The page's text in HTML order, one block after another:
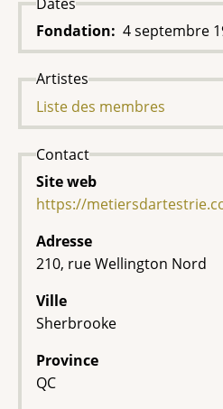
Fondation
4 septembre
Artistes
Liste des membres
Contact
Site web
https://
Adresse
210, rue Wellington Nord
Ville
Sherbrooke
Province
QC